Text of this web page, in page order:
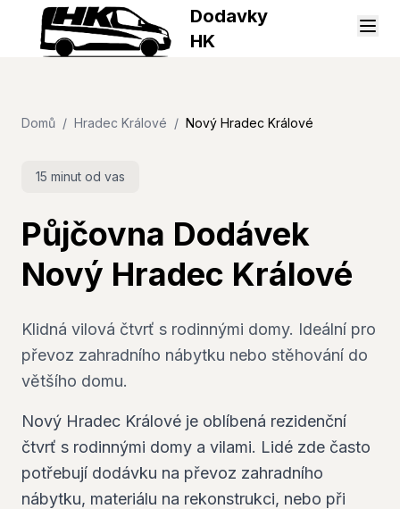
Dodavky
HK
Domů / Hradec Králové / Nový Hradec Králové
15 minut od vas
Půjčovna Dodávek
Nový Hradec Králové
Klidná vilová čtvrť s rodinnými domy. Ideální pro
převoz zahradního nábytku nebo stěhování do
většího domu.
Nový Hradec Králové je oblíbená rezidenční
čtvrť s rodinnými domy a vilami. Lidé zde často
potřebují dodávku na převoz zahradního
nábytku, materiálu na rekonstrukci, nebo při